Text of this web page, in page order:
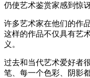
仍使艺术鉴赏家感到惊讶
许多艺术家在他们的作
这样的作品不仅具有艺
义。
过去和当代艺术爱好者
笔、每一个色彩、阴影